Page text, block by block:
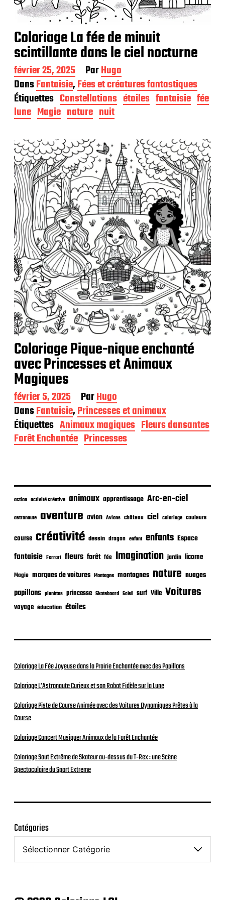
Coloriage La fée de minuit
scintillante dans le ciel nocturne
D
a
t
e
d
e
u
b
l
i
c
a
t
i
o
n
février 25, 2025 ParHugo
DansFantaisie,Fées et créatures fantastiques
Étiquettes Constellations étoiles fantaisie fée
lune Magie nature nuit
Coloriage Pique-nique enchanté
avec Princesses et Animaux
Magiques
D
a
t
e
d
e
l
i
a
i
n
février 5, 2025 ParHugo
DansFantaisie,Princesses et animaux
Étiquettes Animaux magiques Fleurs dansantes
Forêt Enchantée Princesses
action activité créative animaux apprentissage Arc-en-ciel
astronaute aventure avion Avions château ciel coloriage couleurs
course créativité dessin dragon enfant enfants Espace
fantaisie Ferrari fleurs forêt fée Imagination jardin licorne
Magie marques de voitures Montagne montagnes nature nuages
papillons planètes princesse Skateboard Soleil surf Ville Voitures
voyage éducation étoiles
Coloriage La Fée Joyeuse dans la Prairie Enchantée avec des Papillons
Coloriage L’Astronaute Curieux et son Robot Fidèle sur la Lune
Coloriage Piste de Course Animée avec des Voitures Dynamiques Prêtes à la
Course
Coloriage Concert Musiquer Animaux de la Forêt Enchantée
Coloriage Saut Extrême de Skateur au-dessus du T-Rex : une Scène
Spectaculaire du Sport Extreme
Catégories